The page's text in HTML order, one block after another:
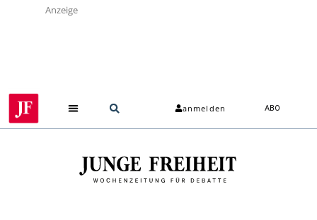
Anzeige
anmelden ABO